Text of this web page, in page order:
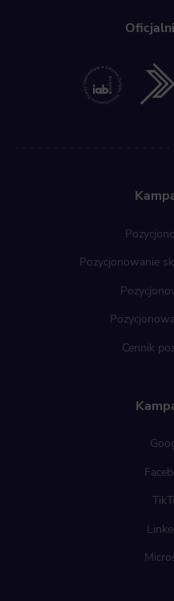
Pozycjonowanie
Cennik